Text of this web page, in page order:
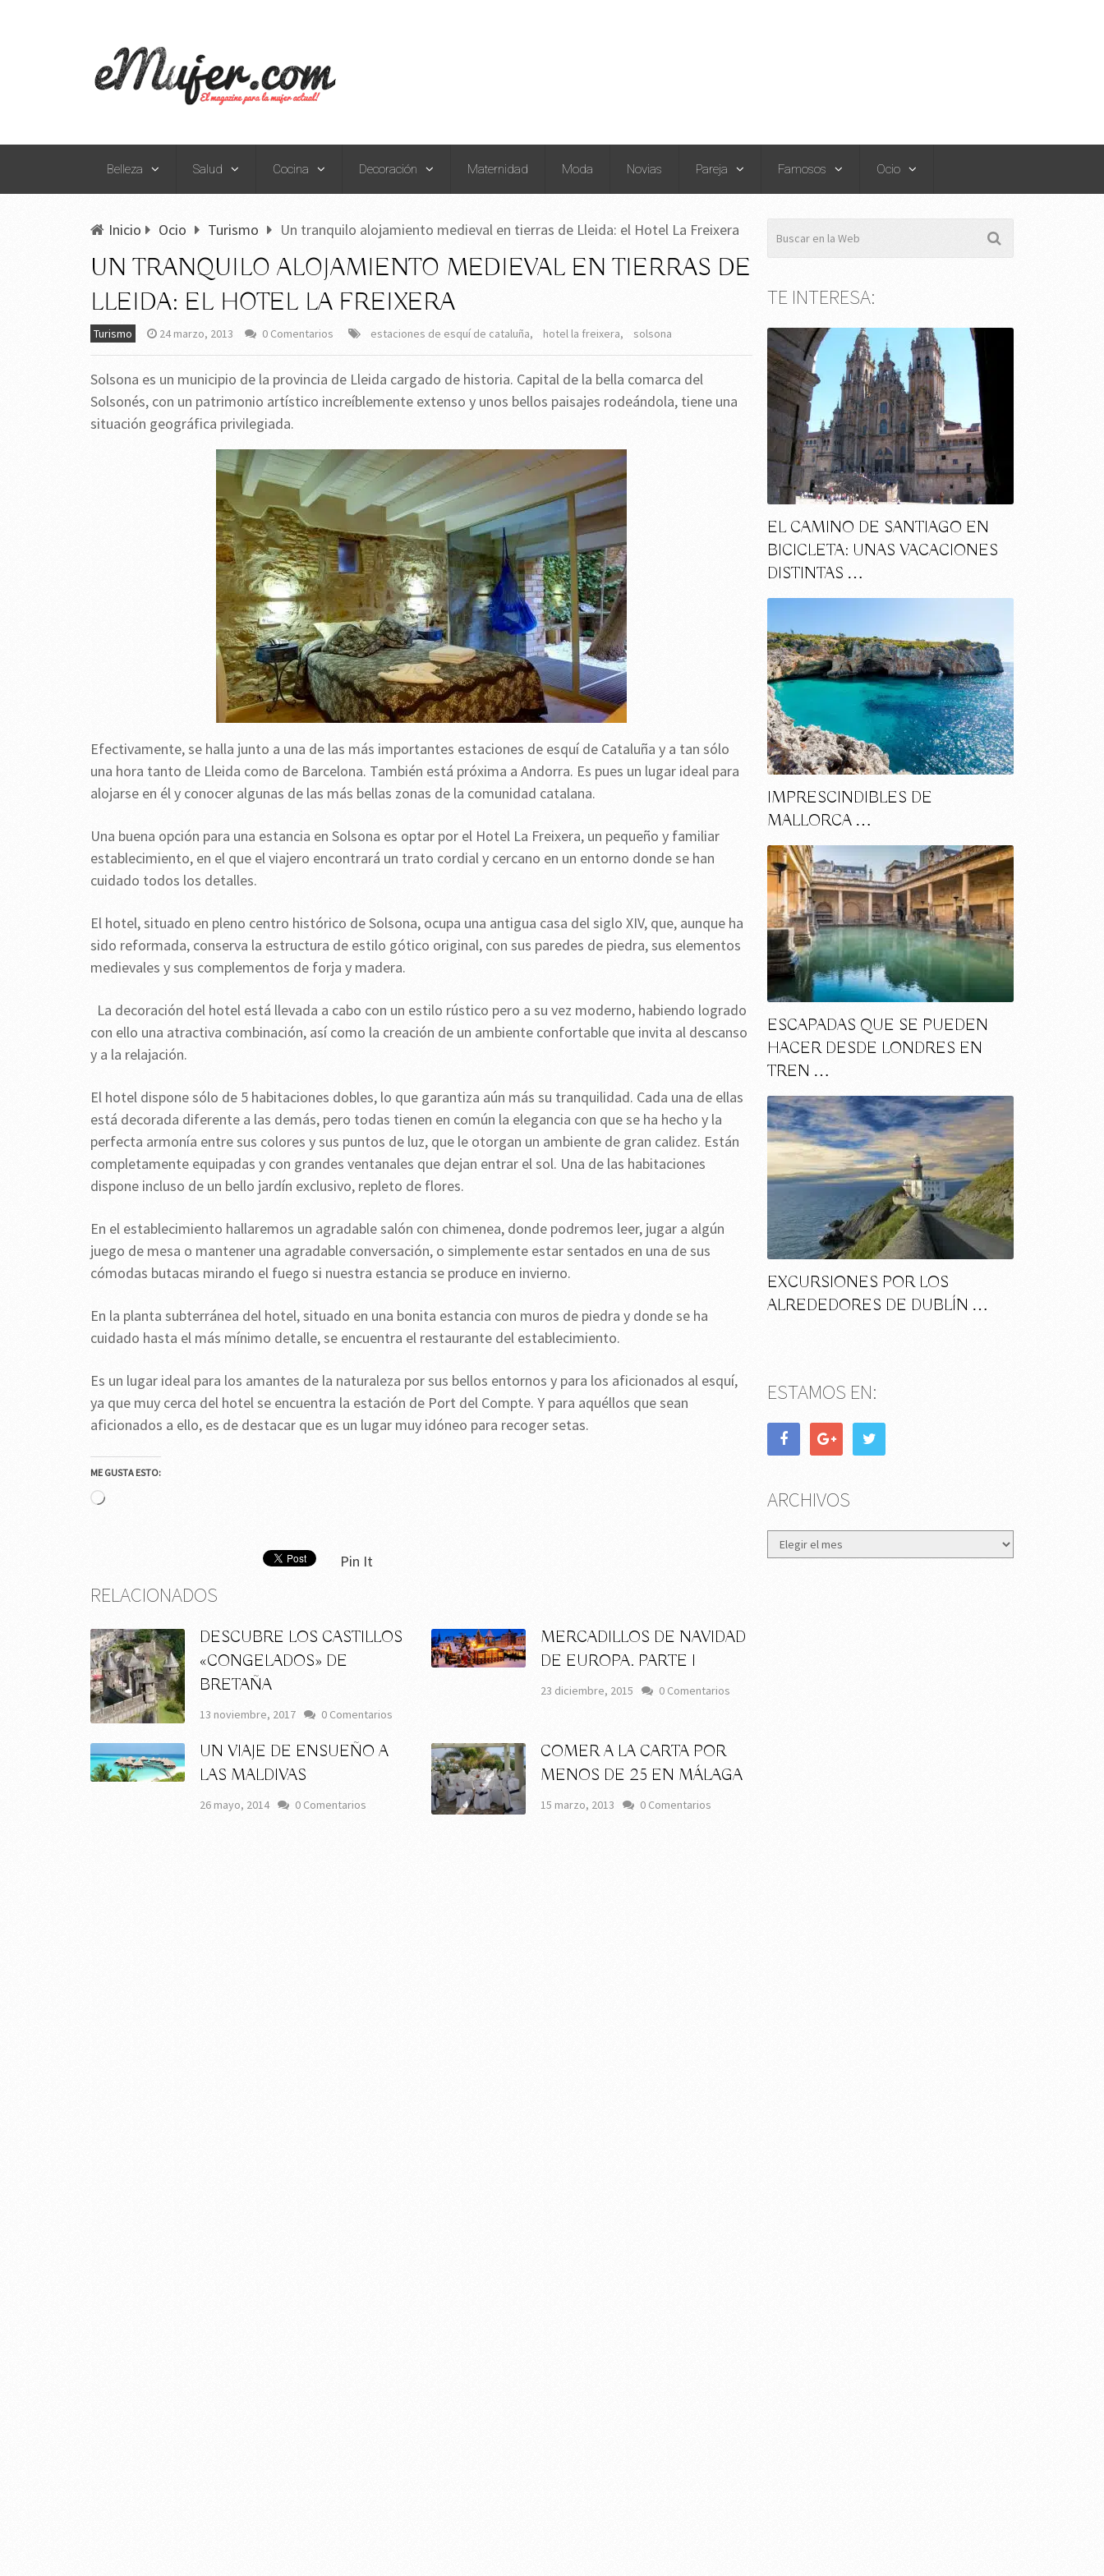
Belleza Salud Cocina Decoración Maternidad Moda Novias Pareja Famosos Ocio
Inicio Ocio Turismo Un tranquilo alojamiento medieval en tierras de Lleida: el Hotel La Freixera
UN TRANQUILO ALOJAMIENTO MEDIEVAL EN TIERRAS DE
LLEIDA: EL HOTEL LA FREIXERA
Turismo 24 marzo, 2013 0 Comentarios estaciones de esquí de cataluña, hotel la freixera, solsona
Solsona es un municipio de la provincia de Lleida cargado de historia. Capital de la bella comarca del
Solsonés, con un patrimonio artístico increíblemente extenso y unos bellos paisajes rodeándola, tiene una
situación geográfica privilegiada.
Efectivamente, se halla junto a una de las más importantes estaciones de esquí de Cataluña y a tan sólo
una hora tanto de Lleida como de Barcelona. También está próxima a Andorra. Es pues un lugar ideal para
alojarse en él y conocer algunas de las más bellas zonas de la comunidad catalana.
Una buena opción para una estancia en Solsona es optar por el Hotel La Freixera, un pequeño y familiar
establecimiento, en el que el viajero encontrará un trato cordial y cercano en un entorno donde se han
cuidado todos los detalles.
El hotel, situado en pleno centro histórico de Solsona, ocupa una antigua casa del siglo XIV, que, aunque ha
sido reformada, conserva la estructura de estilo gótico original, con sus paredes de piedra, sus elementos
medievales y sus complementos de forja y madera.
La decoración del hotel está llevada a cabo con un estilo rústico pero a su vez moderno, habiendo logrado
con ello una atractiva combinación, así como la creación de un ambiente confortable que invita al descanso
y a la relajación.
El hotel dispone sólo de 5 habitaciones dobles, lo que garantiza aún más su tranquilidad. Cada una de ellas
está decorada diferente a las demás, pero todas tienen en común la elegancia con que se ha hecho y la
perfecta armonía entre sus colores y sus puntos de luz, que le otorgan un ambiente de gran calidez. Están
completamente equipadas y con grandes ventanales que dejan entrar el sol. Una de las habitaciones
dispone incluso de un bello jardín exclusivo, repleto de flores.
En el establecimiento hallaremos un agradable salón con chimenea, donde podremos leer, jugar a algún
juego de mesa o mantener una agradable conversación, o simplemente estar sentados en una de sus
cómodas butacas mirando el fuego si nuestra estancia se produce en invierno.
En la planta subterránea del hotel, situado en una bonita estancia con muros de piedra y donde se ha
cuidado hasta el más mínimo detalle, se encuentra el restaurante del establecimiento.
Es un lugar ideal para los amantes de la naturaleza por sus bellos entornos y para los aficionados al esquí,
ya que muy cerca del hotel se encuentra la estación de Port del Compte. Y para aquéllos que sean
aficionados a ello, es de destacar que es un lugar muy idóneo para recoger setas.
ME GUSTA ESTO:
Cargando...
Pin It
RELACIONADOS
DESCUBRE LOS CASTILLOS
«CONGELADOS» DE
BRETAÑA
13 noviembre, 2017 0 Comentarios
MERCADILLOS DE NAVIDAD
DE EUROPA. PARTE I
23 diciembre, 2015 0 Comentarios
UN VIAJE DE ENSUEÑO A
LAS MALDIVAS
26 mayo, 2014 0 Comentarios
COMER A LA CARTA POR
MENOS DE 25 EN MÁLAGA
15 marzo, 2013 0 Comentarios
TE INTERESA:
EL CAMINO DE SANTIAGO EN
BICICLETA: UNAS VACACIONES
DISTINTAS …
IMPRESCINDIBLES DE
MALLORCA …
ESCAPADAS QUE SE PUEDEN
HACER DESDE LONDRES EN
TREN …
EXCURSIONES POR LOS
ALREDEDORES DE DUBLÍN …
ESTAMOS EN:
ARCHIVOS
Archivos